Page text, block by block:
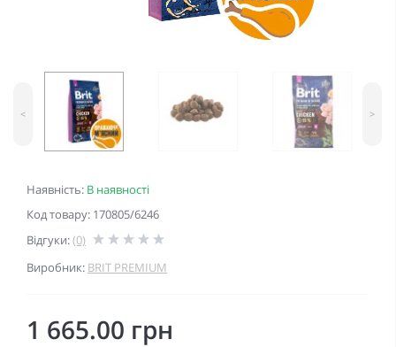
Наявність: В наявності
Код товару: 170805/6246
Відгуки:(0)
Виробник: BRIT PREMIUM
< >
1 665.00 грн